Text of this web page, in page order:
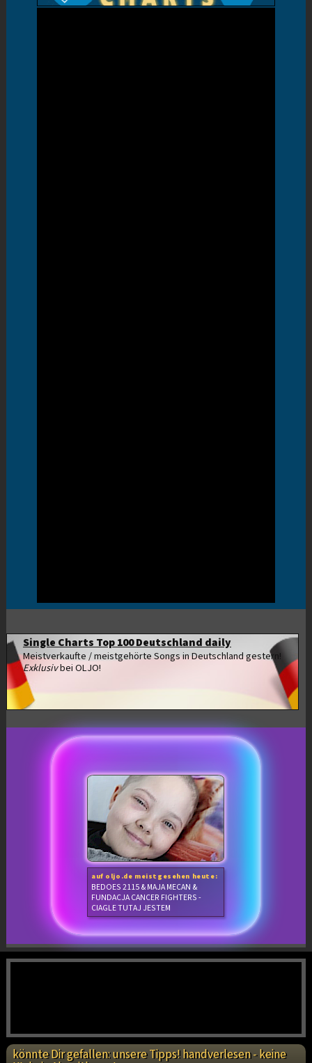
Single Charts Top 100 Deutschland daily
Meistverkaufte / meistgehörte Songs in Deutschland gestern!
Exklusivbei OLJO!
auf oljo.de meistgesehen heute:
BEDOES 2115 & MAJA MECAN &
FUNDACJA CANCER FIGHTERS -
CIAGLE TUTAJ JESTEM
könnte Dir gefallen: unsere Tipps! handverlesen - keine